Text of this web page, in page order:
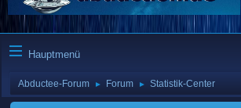
Hauptmenü
Abductee-Forum ► Forum ► Statistik-Center